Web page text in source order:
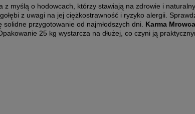
z myślą o hodowcach, którzy stawiają na zdrowie i
z uwagi na jej ciężkostrawność i ryzyko alergii.
przygotowanie od najmłodszych dni. Karma
25 kg wystarcza na dłużej, co czyni ją